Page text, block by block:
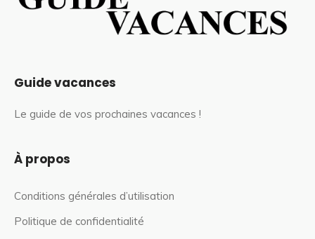
Guide vacances
Le guide de vos prochaines vacances !
À propos
Conditions générales d’utilisation
Politique de confidentialité